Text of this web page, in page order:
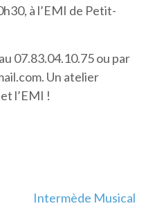
à l’EMI de Petit-
07.83.04.10.75 ou par
Un atelier
et l’EMI !
Intermède Musical